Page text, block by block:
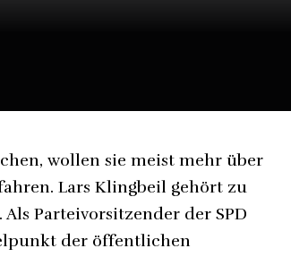
wollen sie meist mehr über
Lars Klingbeil gehört zu
Parteivorsitzender der SPD
der öffentlichen